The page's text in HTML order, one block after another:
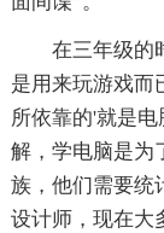
在三年级的时
是用来玩游戏而
所依靠的'就是
解，学电脑是为
族，他们需要统
设计师，现在大